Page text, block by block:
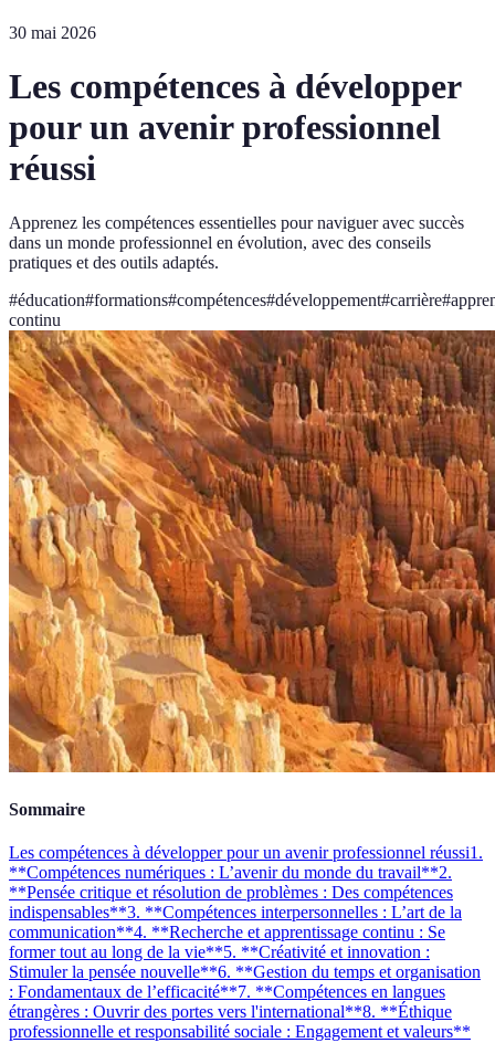
30 mai 2026
Les compétences à développer
pour un avenir professionnel
réussi
Apprenez les compétences essentielles pour naviguer avec succès
dans un monde professionnel en évolution, avec des conseils
pratiques et des outils adaptés.
#éducation#formations#compétences#développement#carrière#
continu
Sommaire
Les compétences à développer pour un avenir professionnel réussi1.
**Compétences numériques : L’avenir du monde du travail**2.
**Pensée critique et résolution de problèmes : Des compétences
indispensables**3. **Compétences interpersonnelles : L’art de la
communication**4. **Recherche et apprentissage continu : Se
former tout au long de la vie**5. **Créativité et innovation :
Stimuler la pensée nouvelle**6. **Gestion du temps et organisation
: Fondamentaux de l’efficacité**7. **Compétences en langues
étrangères : Ouvrir des portes vers l'international**8. **Éthique
professionnelle et responsabilité sociale : Engagement et valeurs**